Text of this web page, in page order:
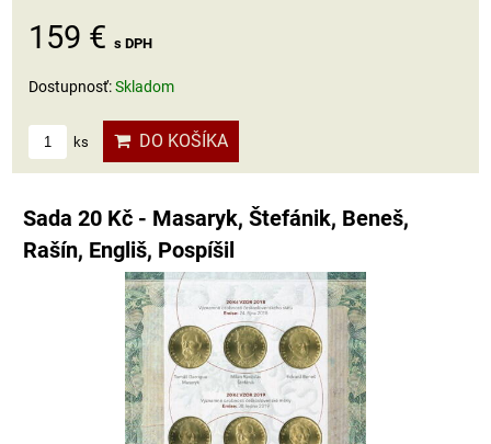
159 € s DPH
Dostupnosť:Skladom
ks DO KOŠÍKA
Sada 20 Kč - Masaryk, Štefánik, Beneš,
Rašín, Engliš, Pospíšil